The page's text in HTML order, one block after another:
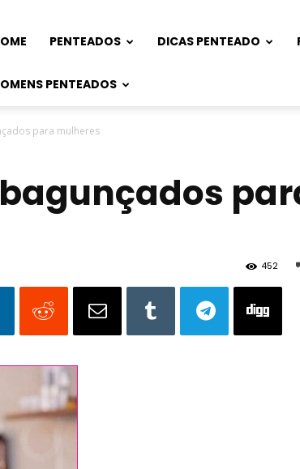
PENTEADOS DICAS PENTEADO
PENTEADOS
para mulheres
452